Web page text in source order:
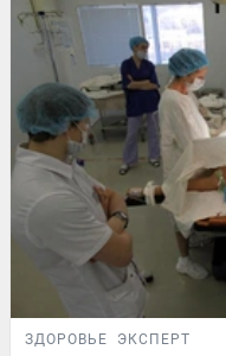
ЗДОРОВЬЕ ЭКСПЕРТ